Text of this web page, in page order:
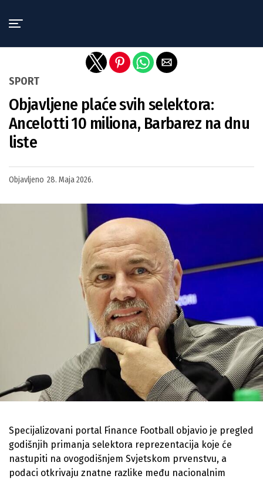
SPORT
Objavljene plaće svih selektora:
Ancelotti 10 miliona, Barbarez na dnu
liste
Objavljeno 28. Maja 2026.
Specijalizovani portal Finance Football objavio je pregled
godišnjih primanja selektora reprezentacija koje će
nastupiti na ovogodišnjem Svjetskom prvenstvu, a
podaci otkrivaju znatne razlike među nacionalnim